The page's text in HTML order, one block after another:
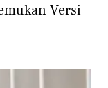
Versi